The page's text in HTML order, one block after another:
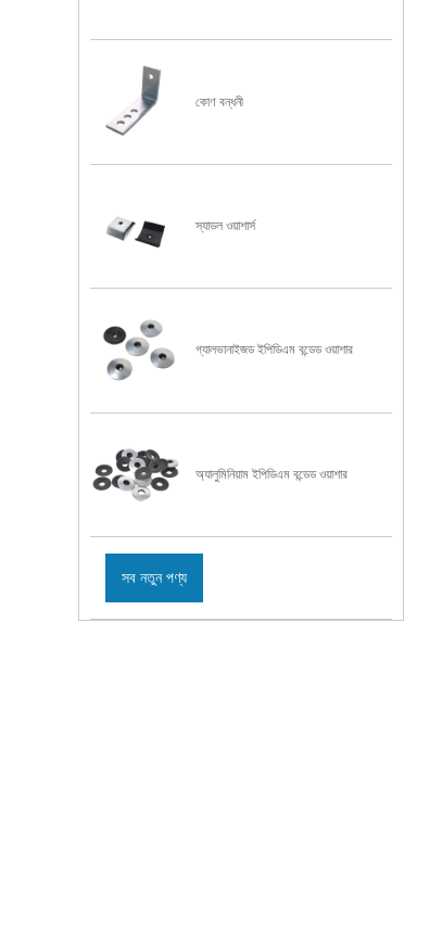
কোণ বন্ধনী
স্যাডল ওয়াশার্স
গ্যালভানাইজড ইপিডিএম বন্ডেড ওয়াশার
অ্যালুমিনিয়াম ইপিডিএম বন্ডেড ওয়াশার
সব নতুন পণ্য